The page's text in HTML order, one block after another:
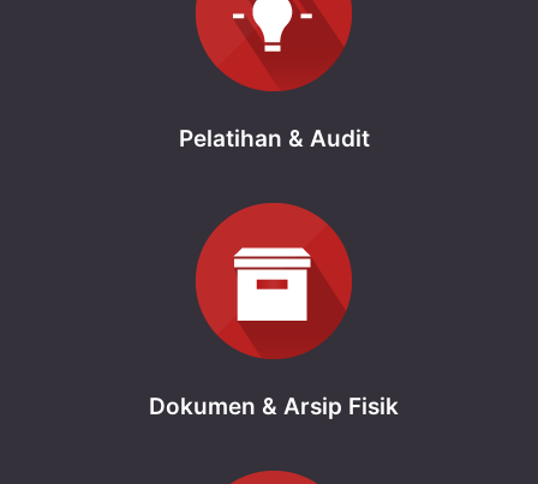
Pelatihan & Audit
Dokumen & Arsip Fisik